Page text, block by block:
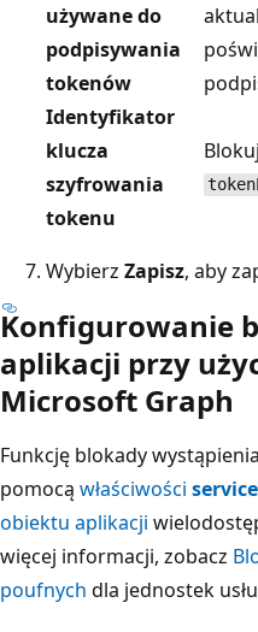
używane do
podpisywania
tokenów
Identyfikator
klucza
szyfrowania
tokenu
Wybierz Zapisz, aby
Konfigurowanie
aplikacji przy
Microsoft Graph
Funkcję blokady
pomocą właściwości
obiektu aplikacji
więcej informacji, zobacz
poufnych dla jednostek